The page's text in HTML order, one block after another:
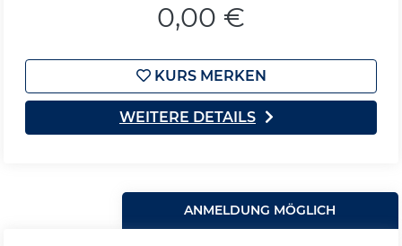
0,00 €
KURS MERKEN
WEITERE DETAILS
ANMELDUNG MÖGLICH